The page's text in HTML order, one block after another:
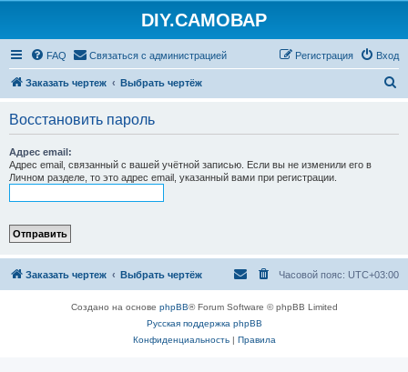
DIY.САМОВАР
FAQ Связаться с администрацией Вход
Регистрация
Заказать чертеж Выбрать чертёж
Восстановить пароль
Адрес email:
Адрес email, связанный с вашей учётной записью. Если вы не изменили его в
Личном разделе, то это адрес email, указанный вами при регистрации.
Заказать чертеж Выбрать чертёж Часовой пояс: UTC+03:00
Создано на основе phpBB® Forum Software © phpBB Limited
Русская поддержка phpBB
Конфиденциальность| Правила